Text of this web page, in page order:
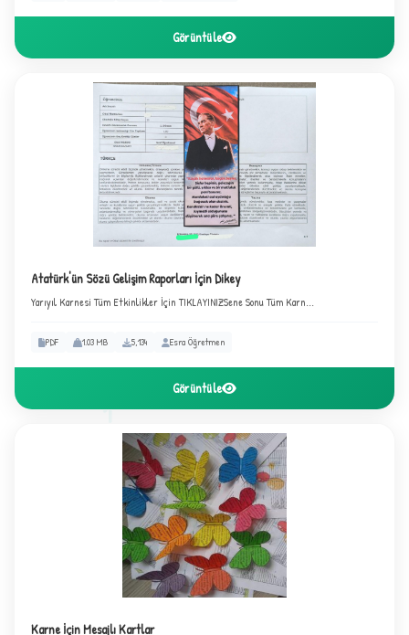
1
Görüntüle
Atatürk'ün Sözü Gelişim Raporları İçin Dikey
Yarıyıl Karnesi Tüm Etkinlikler İçin TIKLAYINIZSene Sonu Tüm Karn...
PDF 1.03 MB 5,134 Esra Öğretmen
Görüntüle
Karne İçin Mesajlı Kartlar
+